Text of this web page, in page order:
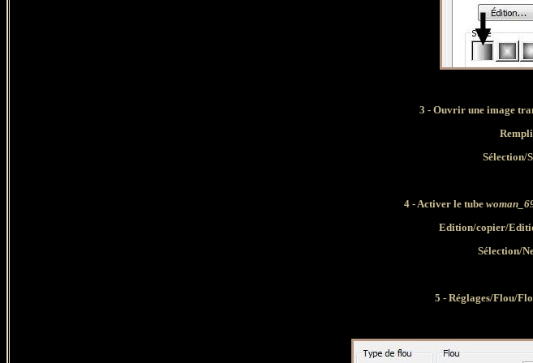
3 - Ouvrir une image
Sélection/
4 - Activer le tube
Edition/copier/
Sélection/
5 - Réglages/Flou/